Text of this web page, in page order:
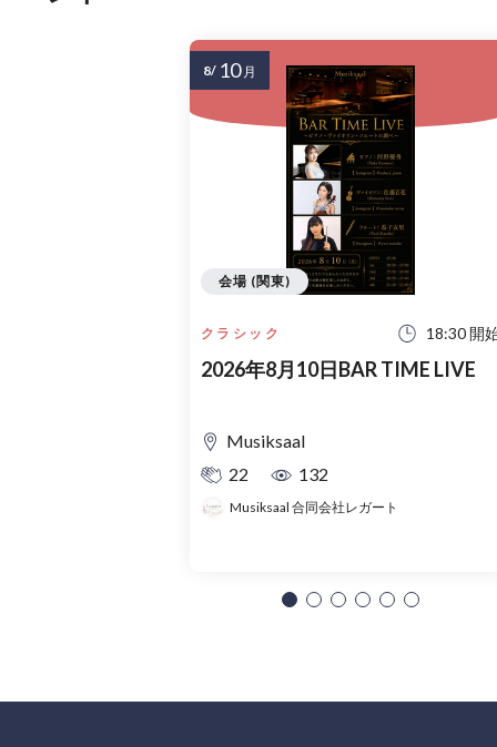
クラシック 18:30 開
2026年8月10日BAR TIME LIVE
Musiksaal
22
132
Musiksaal 合同会社レガート
会場 (関東)
8/ 10 月